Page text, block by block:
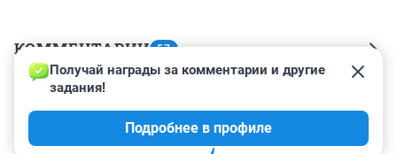
КОММЕНТАРИИ 57
Гость
Выяснили, кто это и по каким причинам?
Получай награды за комментарии и другие
задания!
Подробнее в профиле